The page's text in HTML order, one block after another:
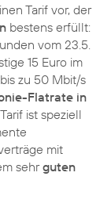
Tarif vor, der
bestens erfüllt:
vom 23.5.
15 Euro im
zu 50 Mbit/s
Flatrate in
Tarif ist speziell
mit
sehrguten